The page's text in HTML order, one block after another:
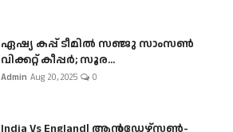
ഏഷ്യ കപ്പ് ടീമിൽ സഞ്ജു സാംസൺ
വിക്കറ്റ് കീപ്പർ; സൂര...
Admin Aug 20, 2025 0
India Vs England| ആൻഡേഴ്സൺ-